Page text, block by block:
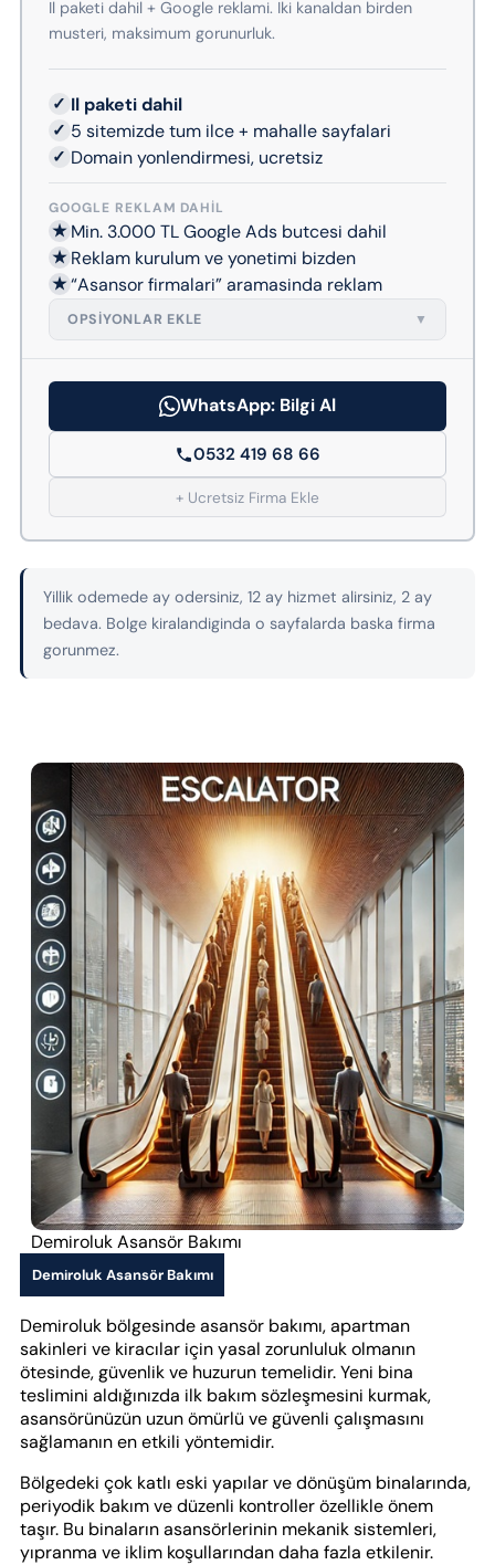
Il paketi dahil + Google reklami. Iki kanaldan birden
musteri, maksimum gorunurluk.
✓ Il paketi dahil
✓ 5 sitemizde tum ilce + mahalle sayfalari
✓ Domain yonlendirmesi, ucretsiz
GOOGLE REKLAM DAHIL
★ Min. 3.000 TL Google Ads butcesi dahil
★ Reklam kurulum ve yonetimi bizden
★“Asansor firmalari” aramasinda reklam
OPSIYONLAR EKLE ▼
WhatsApp: Bilgi Al
0532 419 68 66
+ Ucretsiz Firma Ekle
Yillik odemede ay odersiniz, 12 ay hizmet alirsiniz, 2 ay
bedava. Bolge kiralandiginda o sayfalarda baska firma
gorunmez.
Demiroluk Asansör Bakımı
Demiroluk bölgesinde asansör bakımı, apartman
sakinleri ve kiracılar için yasal zorunluluk olmanın
ötesinde, güvenlik ve huzurun temelidir. Yeni bina
teslimini aldığınızda ilk bakım sözleşmesini kurmak,
asansörünüzün uzun ömürlü ve güvenli çalışmasını
sağlamanın en etkili yöntemidir.
Bölgedeki çok katlı eski yapılar ve dönüşüm binalarında,
periyodik bakım ve düzenli kontroller özellikle önem
taşır. Bu binaların asansörlerinin mekanik sistemleri,
yıpranma ve iklim koşullarından daha fazla etkilenir.
Demiroluk Asansör Bakımı